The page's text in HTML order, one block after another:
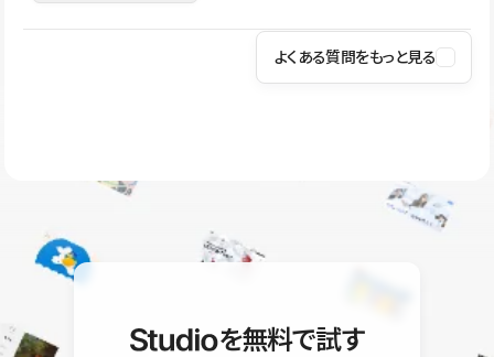
はSSL/TLSによる通信暗号化に対応しており、悪質なスクリプトの
操作方法や機能については、ヘルプセンターでご確認いただけま
ユーザー同士で質問・相談できるコミュニティもご利用ください。
よくある質問をもっと見る
を無料で試す